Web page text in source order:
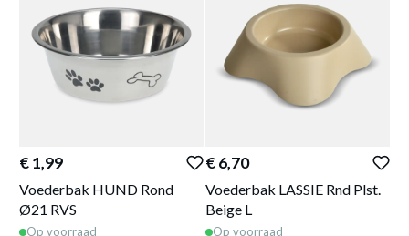
€ 1,99
Voederbak HUND Rond
Ø21 RVS
Op voorraad
€ 6,70
Voederbak LASSIE Rnd Plst.
Beige L
Op voorraad